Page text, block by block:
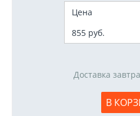
Цена
855 руб.
Доставка
В